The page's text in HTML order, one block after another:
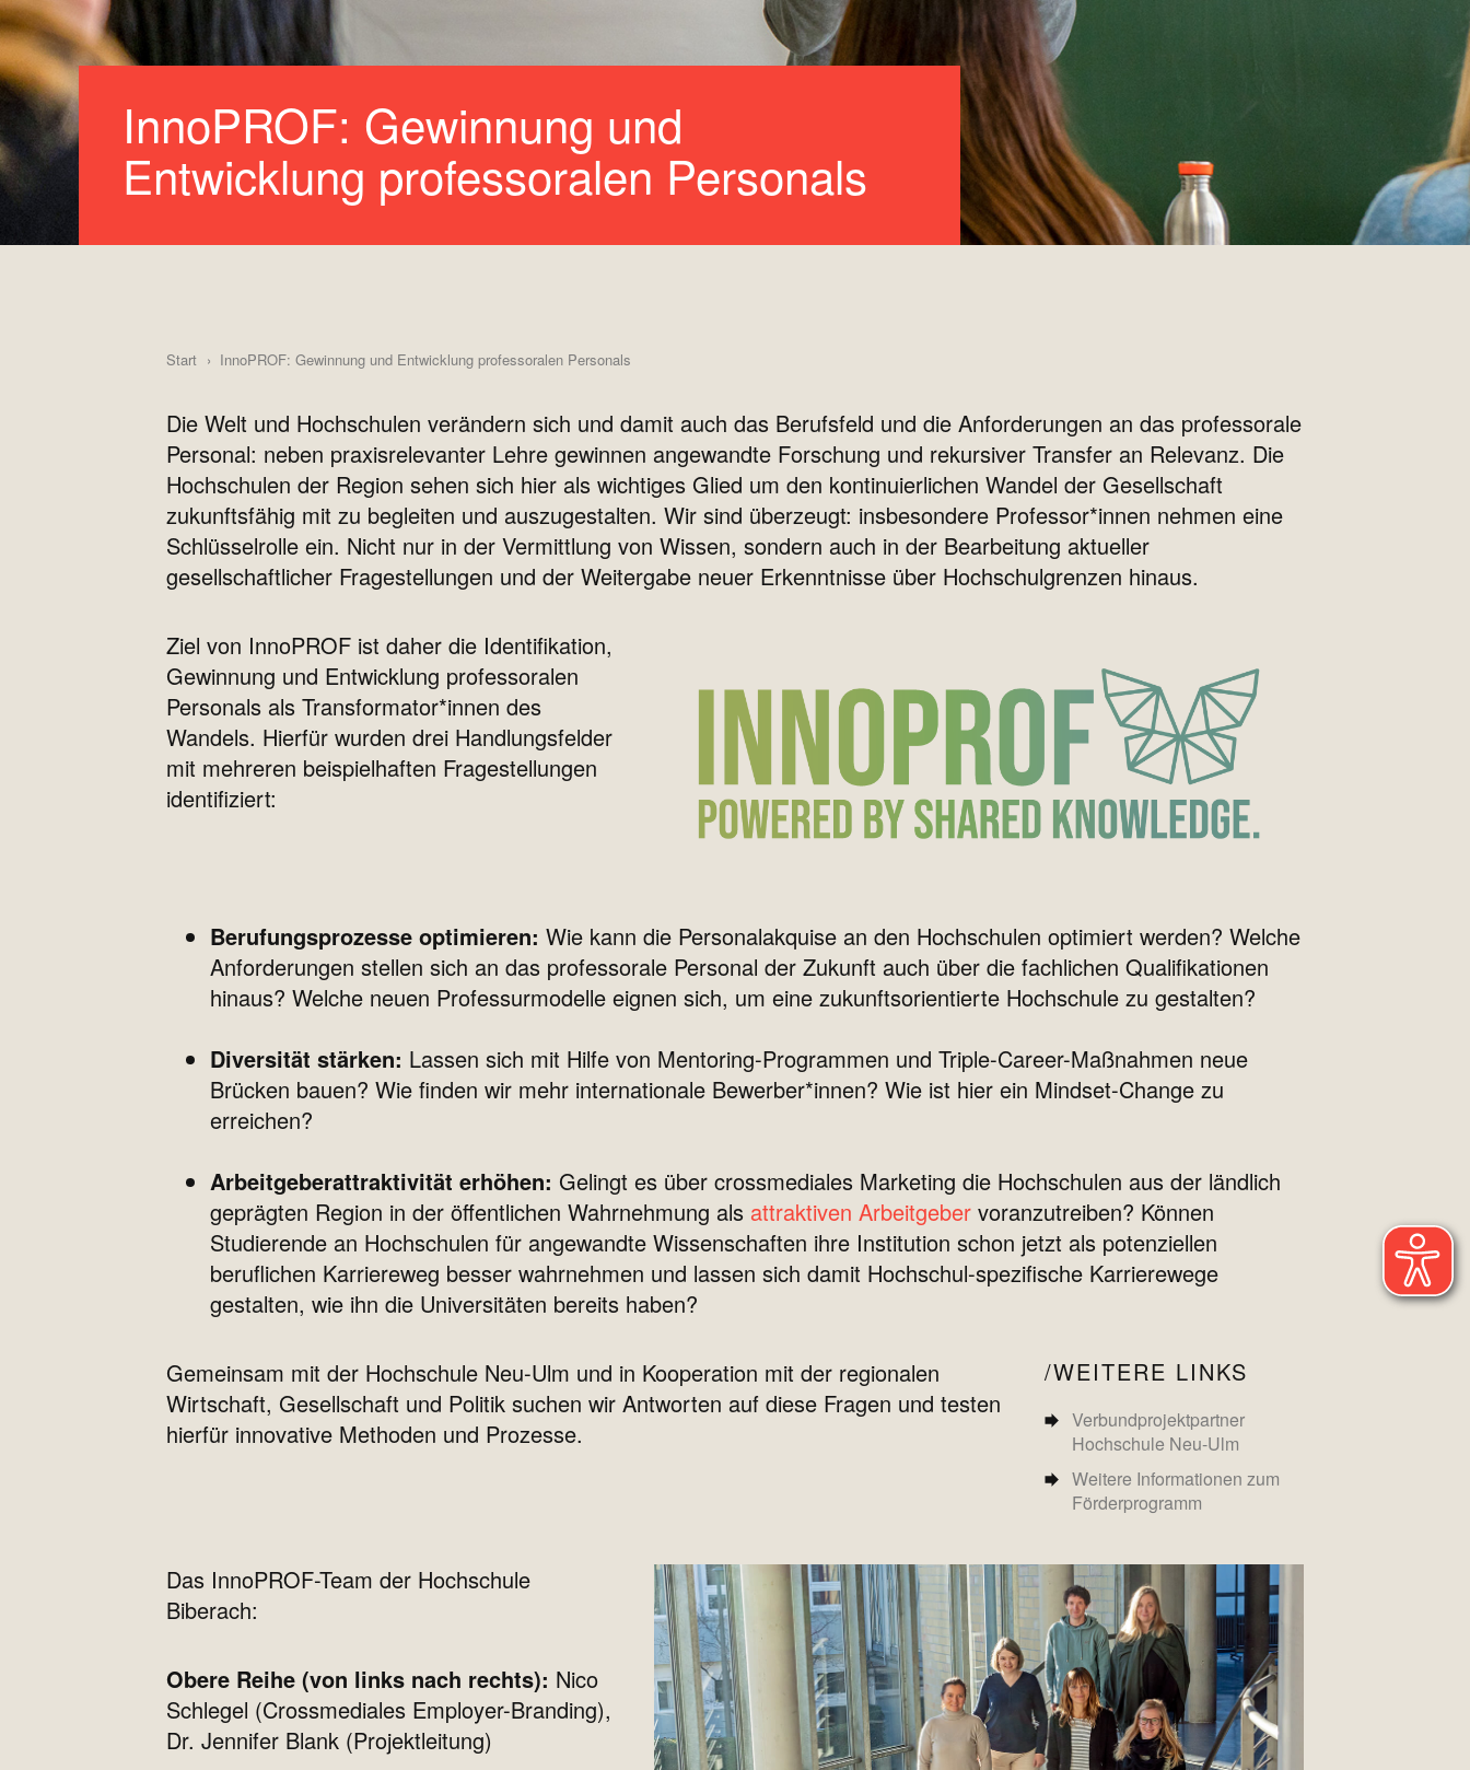
InnoPROF: Gewinnung und
Entwicklung professoralen Personals
Start InnoPROF: Gewinnung und Entwicklung professoralen Personals
Die Welt und Hochschulen verändern sich und damit auch das Berufsfeld und die Anforderungen an das professorale
Personal: neben praxisrelevanter Lehre gewinnen angewandte Forschung und rekursiver Transfer an Relevanz. Die
Hochschulen der Region sehen sich hier als wichtiges Glied um den kontinuierlichen Wandel der Gesellschaft
zukunftsfähig mit zu begleiten und auszugestalten. Wir sind überzeugt: insbesondere Professor*innen nehmen eine
Schlüsselrolle ein. Nicht nur in der Vermittlung von Wissen, sondern auch in der Bearbeitung aktueller
gesellschaftlicher Fragestellungen und der Weitergabe neuer Erkenntnisse über Hochschulgrenzen hinaus.
Ziel von InnoPROF ist daher die Identifikation,
Gewinnung und Entwicklung professoralen
Personals als Transformator*innen des
Wandels. Hierfür wurden drei Handlungsfelder
mit mehreren beispielhaften Fragestellungen
identifiziert:
Berufungsprozesse optimieren: Wie kann die Personalakquise an den Hochschulen optimiert werden? Welche
Anforderungen stellen sich an das professorale Personal der Zukunft auch über die fachlichen Qualifikationen
hinaus? Welche neuen Professurmodelle eignen sich, um eine zukunftsorientierte Hochschule zu gestalten?
Diversität stärken: Lassen sich mit Hilfe von Mentoring-Programmen und Triple-Career-Maßnahmen neue
Brücken bauen? Wie finden wir mehr internationale Bewerber*innen? Wie ist hier ein Mindset-Change zu
erreichen?
Arbeitgeberattraktivität erhöhen: Gelingt es über crossmediales Marketing die Hochschulen aus der ländlich
geprägten Region in der öffentlichen Wahrnehmung als attraktiven Arbeitgeber voranzutreiben? Können
Studierende an Hochschulen für angewandte Wissenschaften ihre Institution schon jetzt als potenziellen
beruflichen Karriereweg besser wahrnehmen und lassen sich damit Hochschul-spezifische Karrierewege
gestalten, wie ihn die Universitäten bereits haben?
Gemeinsam mit der Hochschule Neu-Ulm und in Kooperation mit der regionalen
Wirtschaft, Gesellschaft und Politik suchen wir Antworten auf diese Fragen und testen
hierfür innovative Methoden und Prozesse.
WEITERE LINKS
Verbundprojektpartner
Hochschule Neu-Ulm
Weitere Informationen zum
Förderprogramm
Das InnoPROF-Team der Hochschule
Biberach:
Obere Reihe (von links nach rechts): Nico
Schlegel (Crossmediales Employer-Branding),
Dr. Jennifer Blank (Projektleitung)